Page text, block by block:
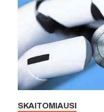
SKAITOMIAUSI